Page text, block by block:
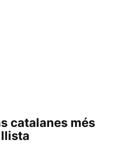
catalanes més